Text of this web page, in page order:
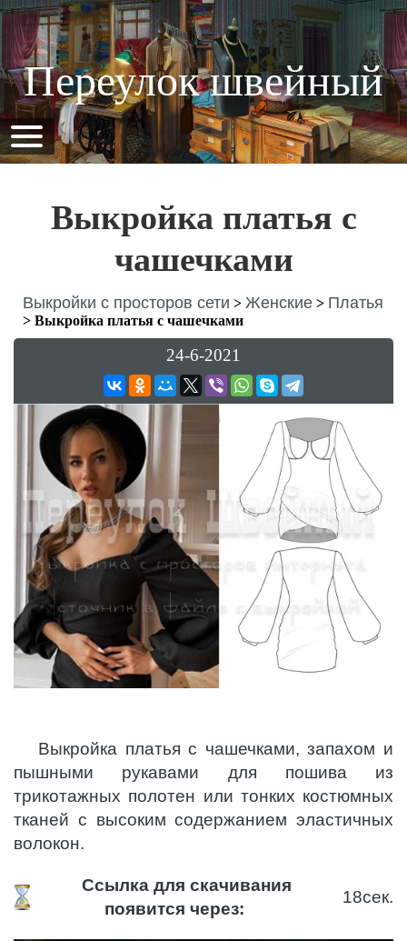
Переулок швейный
Выкройка платья с
чашечками
Выкройки с просторов сети > Женские > Платья
> Выкройка платья с чашечками
24-6-2021
Выкройка платья с чашечками, запахом и
пышными рукавами для пошива из
трикотажных полотен или тонких костюмных
тканей с высоким содержанием эластичных
волокон.
Ссылка для скачивания
появится через:
18сек.